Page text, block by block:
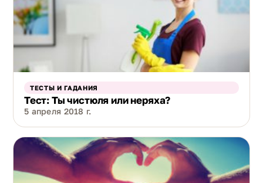
ТЕСТЫ И ГАДАНИЯ
Тест: Ты чистюля или неряха?
5 апреля 2018 г.